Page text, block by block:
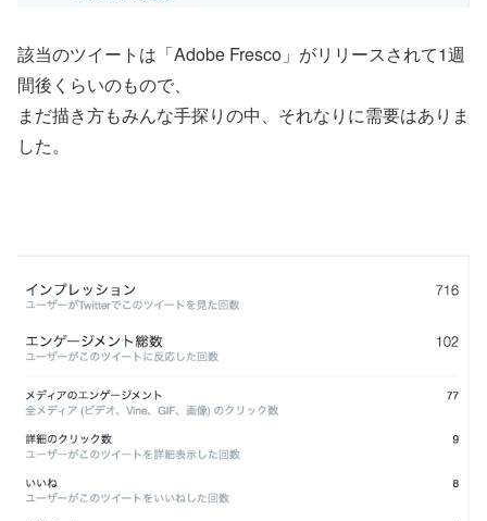
該当のツイートは「Adobe Fresco」がリリースされて1週
間後くらいのもので、
まだ描き方もみんな手探りの中、それなりに需要はありま
した。